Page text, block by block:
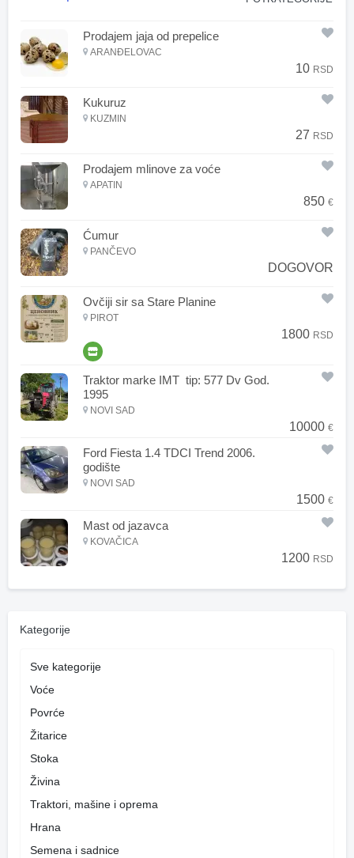
Prodajem jaja od prepelice
ARANĐELOVAC
10 RSD
Kukuruz
KUZMIN
27 RSD
Prodajem mlinove za voće
APATIN
850 €
Ćumur
PANČEVO
DOGOVOR
Ovčiji sir sa Stare Planine
PIROT
1800 RSD
Traktor marke IMT tip: 577 Dv God.
1995
NOVI SAD
10000 €
Ford Fiesta 1.4 TDCI Trend 2006.
godište
NOVI SAD
1500 €
Mast od jazavca
KOVAČICA
1200 RSD
Kategorije
Sve kategorije
Voće
Povrće
Žitarice
Stoka
Živina
Traktori, mašine i oprema
Hrana
Semena i sadnice